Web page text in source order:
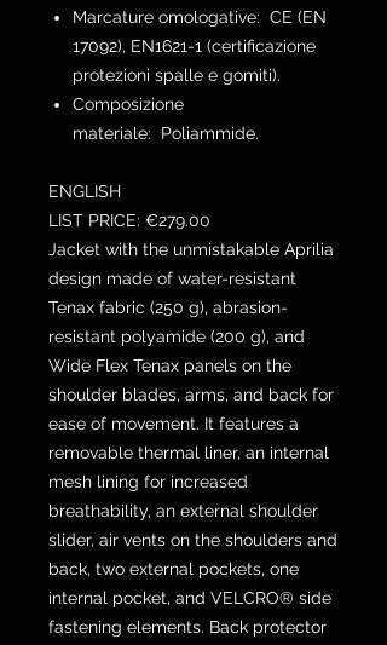
Marcature omologative: CE (EN
17092), EN1621-1 (certificazione
protezioni spalle e gomiti).
Composizione
materiale: Poliammide.
ENGLISH
LIST PRICE: €279.00
Jacket with the unmistakable Aprilia
design made of water-resistant
Tenax fabric (250 g), abrasion-
resistant polyamide (200 g), and
Wide Flex Tenax panels on the
shoulder blades, arms, and back for
ease of movement. It features a
removable thermal liner, an internal
mesh lining for increased
breathability, an external shoulder
slider, air vents on the shoulders and
back, two external pockets, one
internal pocket, and VELCRO® side
fastening elements. Back protector